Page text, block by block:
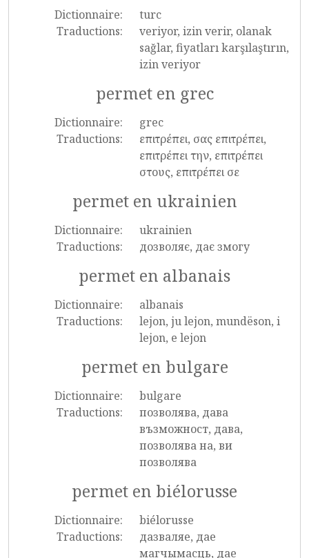
Dictionnaire:
turc
Traductions:
veriyor, izin verir, olanak
sağlar, fiyatları karşılaştırın,
izin veriyor
permet en grec
Dictionnaire:
grec
Traductions:
επιτρέπει, σας επιτρέπει,
επιτρέπει την, επιτρέπει
στους, επιτρέπει σε
permet en ukrainien
Dictionnaire:
ukrainien
Traductions:
дозволяє, дає змогу
permet en albanais
Dictionnaire:
albanais
Traductions:
lejon, ju lejon, mundëson, i
lejon, e lejon
permet en bulgare
Dictionnaire:
bulgare
Traductions:
позволява, дава
възможност, дава,
позволява на, ви
позволява
permet en biélorusse
Dictionnaire:
biélorusse
Traductions:
дазваляе, дае
магчымасць, дае